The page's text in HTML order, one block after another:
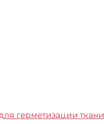
герметизации ткани